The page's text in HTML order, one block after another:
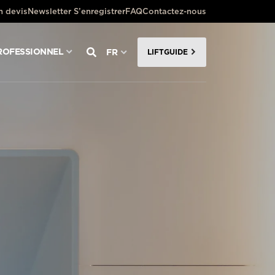
devis Newsletter S’enregistrerFAQContactez-nous
FR LIFTGUIDE